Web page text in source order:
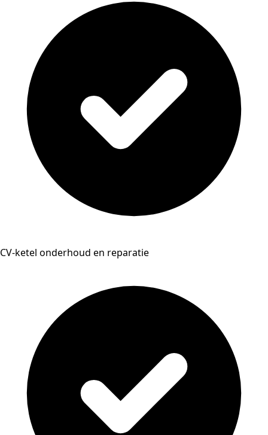
CV-ketel onderhoud en reparatie